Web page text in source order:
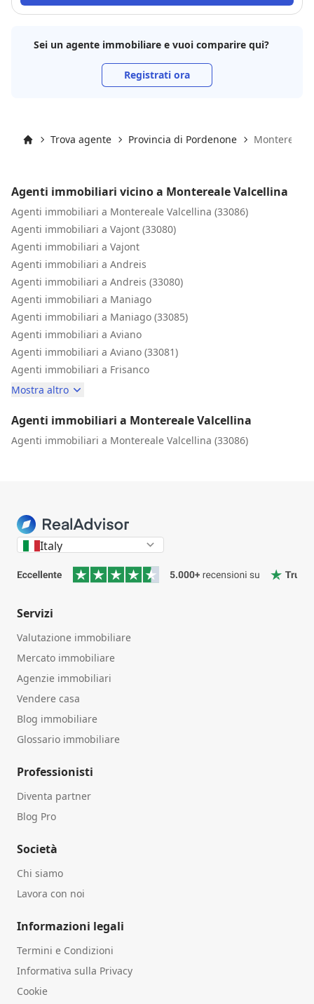
Sei un agente immobiliare e vuoi comparire qui?
Registrati ora
Trova agente Provincia di Pordenone Montereale
Agenti immobiliari vicino a Montereale Valcellina
Agenti immobiliari a Montereale Valcellina (33086)
Agenti immobiliari a Vajont (33080)
Agenti immobiliari a Vajont
Agenti immobiliari a Andreis
Agenti immobiliari a Andreis (33080)
Agenti immobiliari a Maniago
Agenti immobiliari a Maniago (33085)
Agenti immobiliari a Aviano
Agenti immobiliari a Aviano (33081)
Agenti immobiliari a Frisanco
Mostra altro
Agenti immobiliari a Montereale Valcellina
Agenti immobiliari a Montereale Valcellina (33086)
Italy
Servizi
Valutazione immobiliare
Mercato immobiliare
Agenzie immobiliari
Vendere casa
Blog immobiliare
Glossario immobiliare
Professionisti
Diventa partner
Blog Pro
Società
Chi siamo
Lavora con noi
Informazioni legali
Termini e Condizioni
Informativa sulla Privacy
Cookie